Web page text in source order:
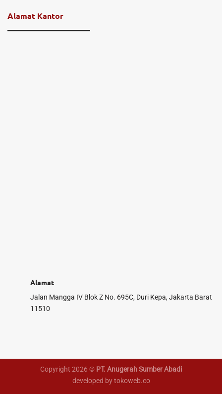
Alamat Kantor
Alamat
Jalan Mangga IV Blok Z No. 695C, Duri Kepa, Jakarta Barat
11510
Copyright 2026 © PT. Anugerah Sumber Abadi
developed by tokoweb.co